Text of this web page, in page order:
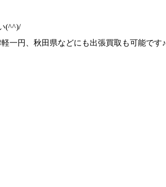
(^^)/
一円、秋田県などにも出張買取も可能です♪